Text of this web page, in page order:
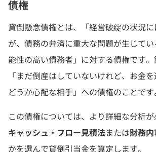
債権
貸倒懸念債権とは、「経営破綻の状況
が、債務の弁済に重大な問題が生じて
能性の高い債務者」に対する債権です。
「まだ倒産はしていないけれど、お金
どうか心配な相手」への債権のことです
この債権については、より詳細な分析が
キャッシュ・フロー見積法または財務
かを選んで貸倒引当金を算定します。